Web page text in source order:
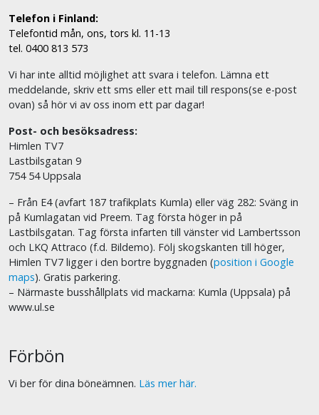
Telefon i Finland:
Telefontid mån, ons, tors kl. 11-13
tel. 0400 813 573
Vi har inte alltid möjlighet att svara i telefon. Lämna ett
meddelande, skriv ett sms eller ett mail till respons(se e-post
ovan) så hör vi av oss inom ett par dagar!
Post- och besöksadress:
Himlen TV7
Lastbilsgatan 9
754 54 Uppsala
– Från E4 (avfart 187 trafikplats Kumla) eller väg 282: Sväng in
på Kumlagatan vid Preem. Tag första höger in på
Lastbilsgatan. Tag första infarten till vänster vid Lambertsson
och LKQ Attraco (f.d. Bildemo). Följ skogskanten till höger,
Himlen TV7 ligger i den bortre byggnaden (position i Google
maps). Gratis parkering.
– Närmaste busshållplats vid mackarna: Kumla (Uppsala) på
www.ul.se
Förbön
Vi ber för dina böneämnen. Läs mer här.